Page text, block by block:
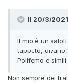
Il 20/3/
Il mio è un
tappeto,
Polifemo e simili
Non sempre dei